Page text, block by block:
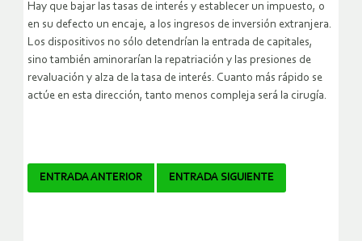
Hay que bajar las tasas de interés y establecer un impuesto, o
en su defecto un encaje, a los ingresos de inversión extranjera.
Los dispositivos no sólo detendrían la entrada de capitales,
sino también aminorarían la repatriación y las presiones de
revaluación y alza de la tasa de interés. Cuanto más rápido se
actúe en esta dirección, tanto menos compleja será la cirugía.
Navegador
ENTRADA ANTERIOR ENTRADA SIGUIENTE